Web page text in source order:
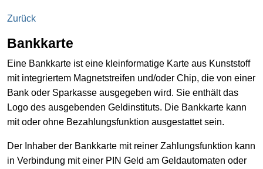
Zurück
Bankkarte
Eine Bankkarte ist eine kleinformatige Karte aus Kunststoff
mit integriertem Magnetstreifen und/oder Chip, die von einer
Bank oder Sparkasse ausgegeben wird. Sie enthält das
Logo des ausgebenden Geldinstituts. Die Bankkarte kann
mit oder ohne Bezahlungsfunktion ausgestattet sein.
Der Inhaber der Bankkarte mit reiner Zahlungsfunktion kann
in Verbindung mit einer PIN Geld am Geldautomaten oder